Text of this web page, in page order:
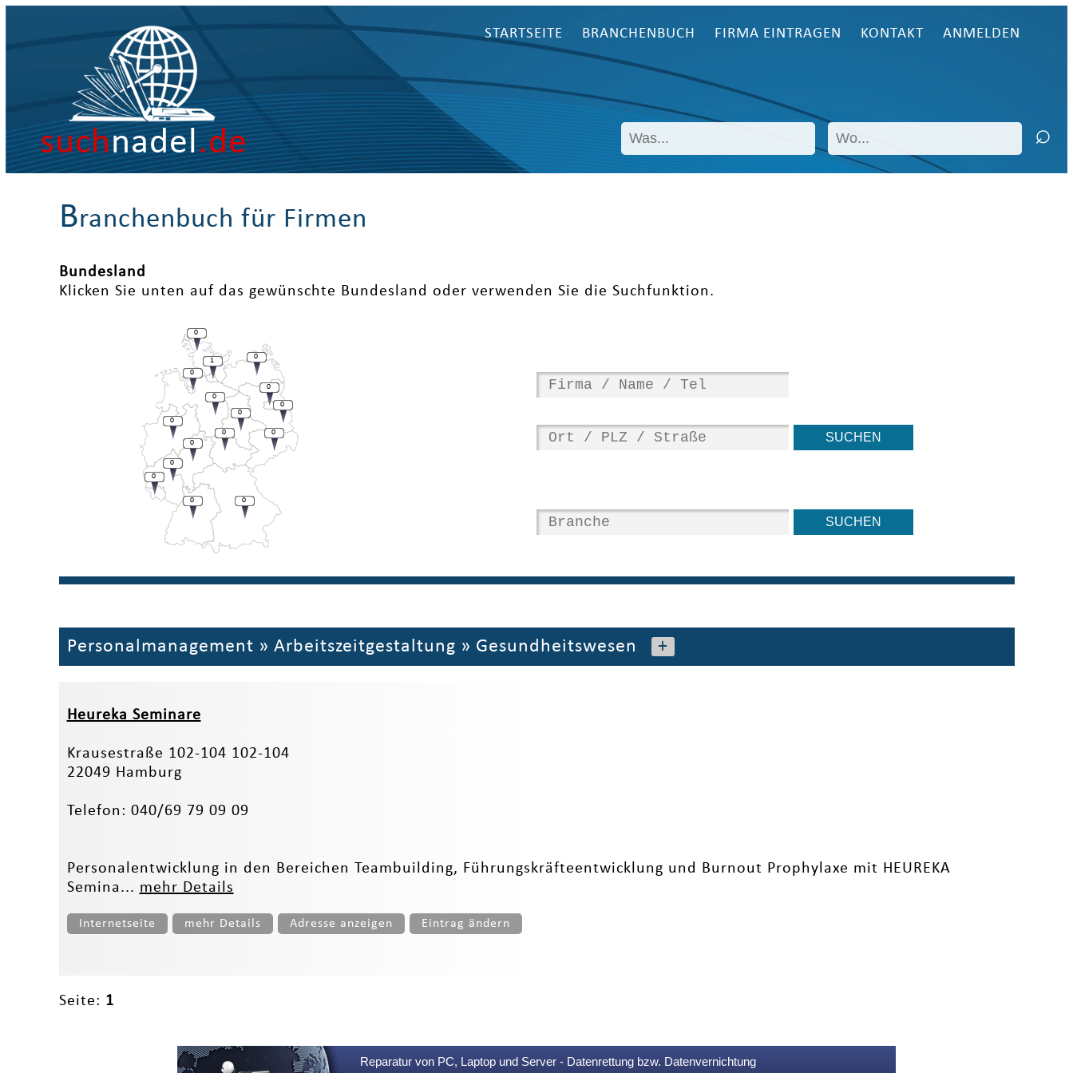
suchnadel.de
STARTSEITE BRANCHENBUCH FIRMA EINTRAGEN KONTAKT ANMELDEN
Branchenbuch für Firmen
Bundesland
Klicken Sie unten auf das gewünschte Bundesland oder verwenden Sie die Suchfunktion.
0
0
0
0
0
0
1
0
0
0
0
0
0
0
0
0
Personalmanagement » Arbeitszeitgestaltung » Gesundheitswesen +
Heureka Seminare
Krausestraße 102-104 102-104
22049 Hamburg
Telefon: 040/69 79 09 09
Personalentwicklung in den Bereichen Teambuilding, Führungskräfteentwicklung und Burnout Prophylaxe mit HEUREKA
Semina... mehr Details
Internetseite mehr Details Adresse anzeigen Eintrag ändern
Seite: 1
Reparatur von PC, Laptop und Server - Datenrettung bzw. Datenvernichtung